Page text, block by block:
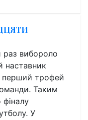
раз вибороло
наставник
перший трофей
Таким
фіналу
У